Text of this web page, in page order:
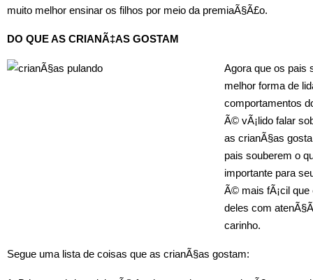
muito melhor ensinar os filhos por meio da premiaÃ§Ã£o.
DO QUE AS CRIANÃ‡AS GOSTAM
Agora que os pais
melhor forma de
comportamentos
Ã© vÃ¡lido falar
as crianÃ§as
pais souberem o
importante para
Ã© mais fÃ¡cil que
deles com
carinho.
Segue uma lista de coisas que as crianÃ§as gostam: